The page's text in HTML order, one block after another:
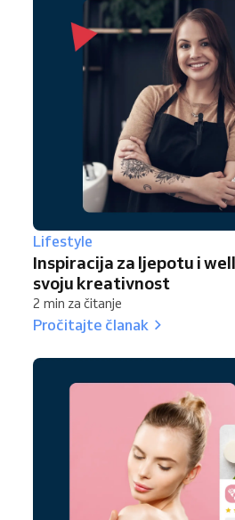
Lifestyle
Inspiracija za ljepotu i
svoju kreativnost
2 min za čitanje
Pročitajte članak